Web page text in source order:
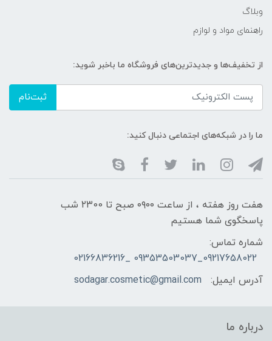
وبلاگ
راهنمای مواد و لوازم
از تخفیف‌ها و جدیدترین‌های فروشگاه ما باخبر شوید:
ثبت‌نام
ما را در شبکه‌های اجتماعی دنبال کنید:
هفت روز هفته ، از ساعت ۰۹۰۰ صبح تا ۲۳00 شب
پاسخگوی شما هستیم
شماره تماس:
09217658022_09353503037 _02166836216
آدرس ایمیل:
sodagar.cosmetic@gmail.com
درباره ما